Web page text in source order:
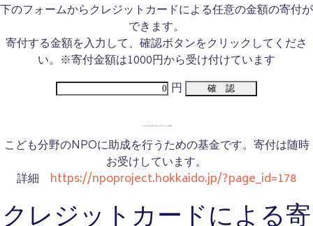
下のフォームからクレジットカードによる任意の金額の寄付が
できます。
寄付する金額を入力して、確認ボタンをクリックしてくださ
い。※寄付金額は1000円から受け付けています
円
こども分野のNPOに助成を行うための基金です。寄付は随時
お受けしています。
詳細 https://npoproject.hokkaido.jp/?page_id=178
クレジットカードによる寄